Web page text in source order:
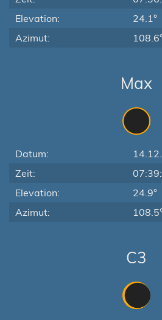
Elevation:
24.1°
Azimut:
Max
Datum:
Zeit:
Elevation:
24.9°
Azimut:
C3